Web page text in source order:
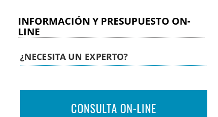
INFORMACIÓN Y PRESUPUESTO ON-
LINE
¿NECESITA UN EXPERTO?
CONSULTA ON-LINE